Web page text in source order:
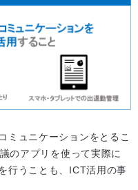
ミュニケーションをとるこ
のアプリを使って実際に
行うことも、ICT活用の事